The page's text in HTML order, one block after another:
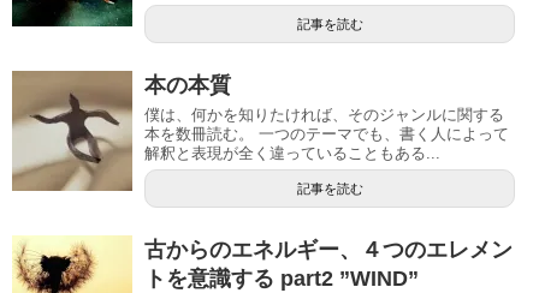
記事を読む
本の本質
僕は、何かを知りたければ、そのジャンルに関する
本を数冊読む。 一つのテーマでも、書く人によって
解釈と表現が全く違っていることもある...
記事を読む
古からのエネルギー、４つのエレメン
トを意識する part2 ”WIND”